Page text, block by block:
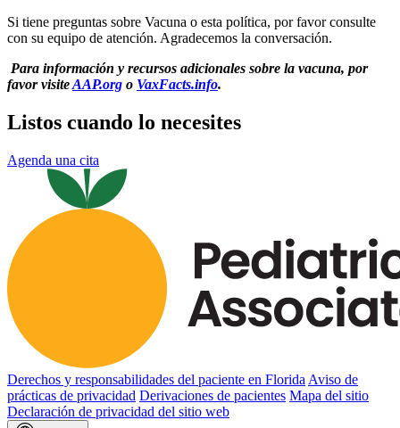
Si tiene preguntas sobre Vacuna o esta política, por favor consulte
con su equipo de atención. Agradecemos la conversación.
Para información y recursos adicionales sobre la vacuna, por
favor visiteAAP.org o VaxFacts.info.
Listos cuando lo necesites
Agenda una cita
Derechos y responsabilidades del paciente en Florida Aviso de
prácticas de privacidad Derivaciones de pacientes Mapa del sitio
Declaración de privacidad del sitio web